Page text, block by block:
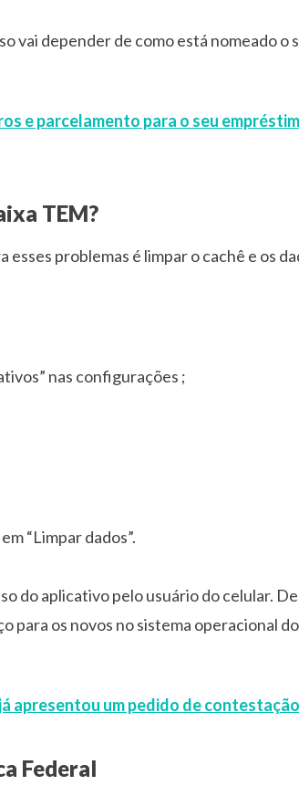
vai depender de como está nomeado o
e parcelamento para o seu
TEM?
problemas é limpar o cachê e os
nas configurações ;
“Limpar dados”.
do aplicativo pelo usuário do celular.
para os novos no sistema operacional do
apresentou um pedido de
Federal